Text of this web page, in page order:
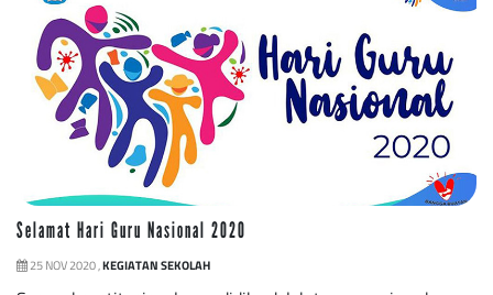
Selamat Hari Guru Nasional 2020
25 NOV 2020 ,KEGIATAN SEKOLAH